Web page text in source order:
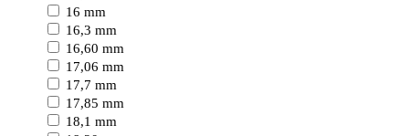
16 mm
16,3 mm
16,60 mm
17,06 mm
17,7 mm
17,85 mm
18,1 mm